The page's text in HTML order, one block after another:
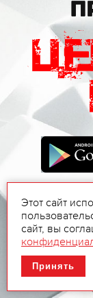
Этот сайт
сайт, вы
Принять